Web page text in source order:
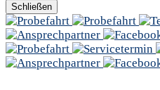
Schließen